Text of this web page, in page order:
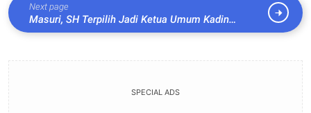
Next page
Masuri, SH Terpilih Jadi Ketua Umum Kadin
Provinsi Riau Melalui Musprov VII
SPECIAL ADS